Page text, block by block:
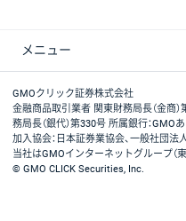
メニュー
取引規程・約款
最良執行方針
ディスクレイマー
リスク説明
GMOクリック証券ホームペ
GMOクリック証券株式会社
金融商品取引業者 関東財務局長（金商
務局長（銀代）第330号 所属銀行：
加入協会：日本証券業協会、一般社団
当社はGMOインターネットグループ（
© GMO CLICK Securities, Inc.